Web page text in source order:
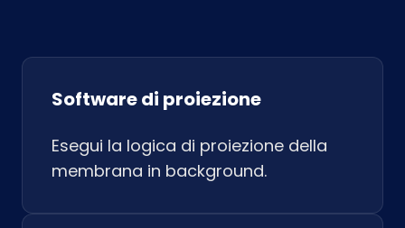
Software di proiezione
Esegui la logica di proiezione della
membrana in background.